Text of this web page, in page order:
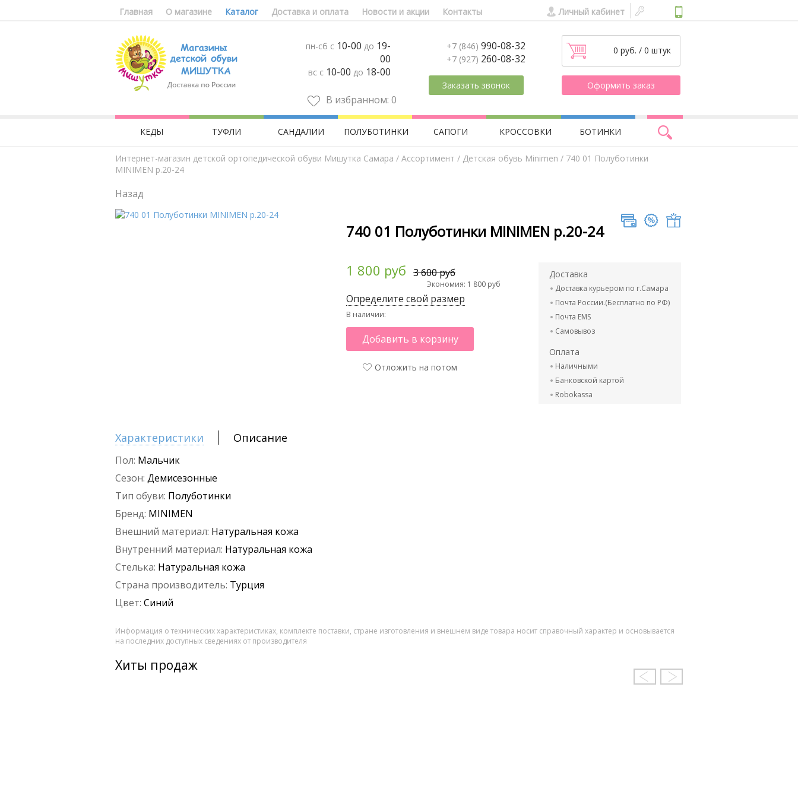
Главная О магазине Каталог Доставка и оплата Новости и акции Контакты Личный кабинет
пн-сб с 10-00 до 19-
00
вс с 10-00 до 18-00
В избранном: 0
+7 (846) 990-08-32
+7 (927) 260-08-32
Заказать звонок
0 руб. / 0 штук
Оформить заказ
КЕДЫ ТУФЛИ САНДАЛИИ ПОЛУБОТИНКИ САПОГИ КРОССОВКИ БОТИНКИ
Интернет-магазин детской ортопедической обуви Мишутка Самара / Aссортимент / Детская обувь Minimen / 740 01 Полуботинки
MINIMEN р.20-24
Назад
740 01 Полуботинки MINIMEN р.20-24
1 800 руб 3 600 руб
Экономия: 1 800 руб
Определите свой размер
В наличии:
Добавить в корзину
Отложить на потом
Доставка
Доставка курьером по г.Самара
Почта России.(Бесплатно по РФ)
Почта EMS
Самовывоз
Оплата
Наличными
Банковской картой
Robokassa
Характеристики Описание
Пол: Мальчик
Сезон: Демисезонные
Тип обуви: Полуботинки
Бренд: MINIMEN
Внешний материал: Натуральная кожа
Внутренний материал: Натуральная кожа
Стелька: Натуральная кожа
Страна производитель: Турция
Цвет: Синий
Информация о технических характеристиках, комплекте поставки, стране изготовления и внешнем виде товара носит справочный характер и основывается
на последних доступных сведениях от производителя
Хиты продаж